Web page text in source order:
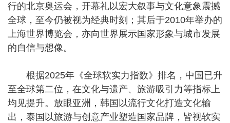
行的北京奥运会，开幕礼以宏大叙事与文化意象震撼
全球，至今仍被视为经典时刻；其后于2010年举办的
上海世界博览会，亦向世界展示国家形象与城市发展
的自信与想像。
根据2025年《全球软实力指数》排名，中国已升
至全球第二位，在文化与遗产、旅游吸引力等指标上
均见提升。放眼亚洲，韩国以流行文化打造文化输
出，泰国以旅游与创意产业塑造国家品牌，皆视软实